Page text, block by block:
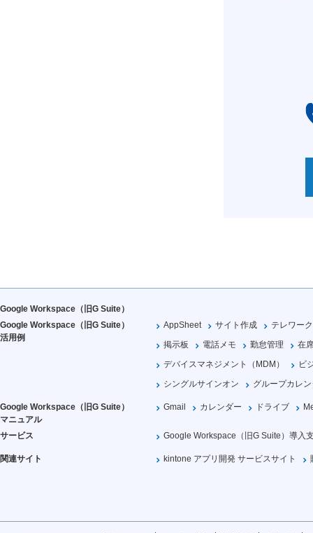
Google Workspace（旧G Suite）
Google Workspace（旧G Suite）
活用例
AppSheet サイト作成
テレワーク
掲示板
電話メモ 勤怠管理
在
デバイスマネジメント（MDM）
ビ
シングルサインオン
グループカレ
Google Workspace（旧G Suite）
マニュアル
Gmail カレンダー ドライブ
サービス Google Workspace（旧G Suite）導入
関連サイト kintone アプリ開発 サービスサイト